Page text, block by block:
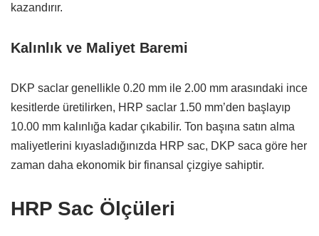
kazandırır.
Kalınlık ve Maliyet Baremi
DKP saclar genellikle 0.20 mm ile 2.00 mm arasındaki ince
kesitlerde üretilirken, HRP saclar 1.50 mm’den başlayıp
10.00 mm kalınlığa kadar çıkabilir. Ton başına satın alma
maliyetlerini kıyasladığınızda HRP sac, DKP saca göre her
zaman daha ekonomik bir finansal çizgiye sahiptir.
HRP Sac Ölçüleri